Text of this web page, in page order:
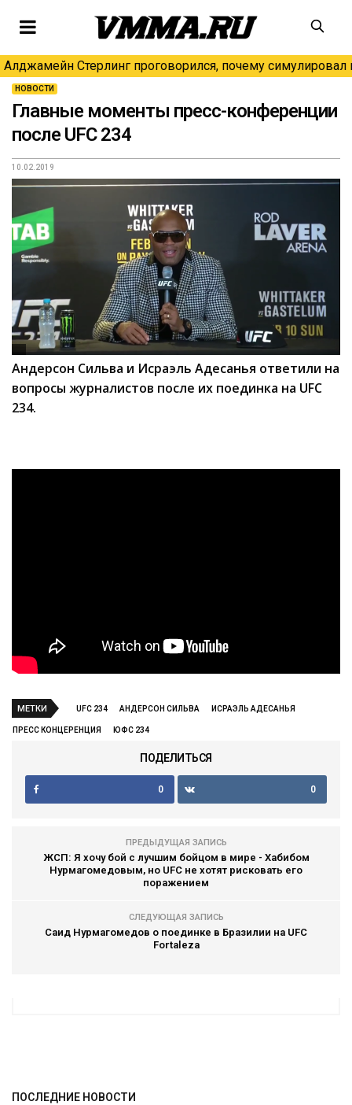
Алджамейн Стерлинг проговорился, почему симулировал
НОВОСТИ
Главные моменты пресс-конференции
после UFC 234
10.02.2019
Андерсон Сильва и Исраэль Адесанья ответили на
вопросы журналистов после их поединка на UFC
234.
МЕТКИ UFC 234 АНДЕРСОН СИЛЬВА ИСРАЭЛЬ АДЕСАНЬЯ
ПРЕСС КОНЦЕРЕНЦИЯ ЮФС 234
ПОДЕЛИТЬСЯ
0 0
ПРЕДЫДУЩАЯ ЗАПИСЬ
ЖСП: Я хочу бой с лучшим бойцом в мире - Хабибом
Нурмагомедовым, но UFC не хотят рисковать его
поражением
СЛЕДУЮЩАЯ ЗАПИСЬ
Саид Нурмагомедов о поединке в Бразилии на UFC
Fortaleza
ПОСЛЕДНИЕ НОВОСТИ